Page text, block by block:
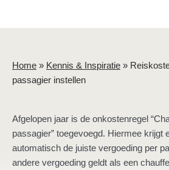
Home » Kennis & Inspiratie »
passagier instellen
Afgelopen jaar is de onkostenregel
passagier” toegevoegd. Hiermee krijgt
automatisch de juiste vergoeding per
andere vergoeding geldt als een